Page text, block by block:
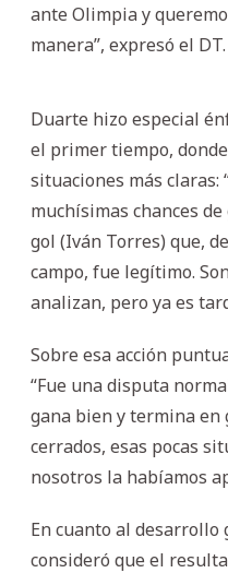
ante Olimpia y
manera”, expresó el DT.
Duarte hizo especial
el primer tiempo,
situaciones más claras:
muchísimas chances
gol (Iván Torres) que,
campo, fue legítimo.
analizan, pero ya es
Sobre esa acción
“Fue una disputa
gana bien y termina en
cerrados, esas pocas
nosotros la habíamos
En cuanto al
consideró que el